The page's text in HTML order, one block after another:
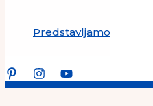
Predstavljamo